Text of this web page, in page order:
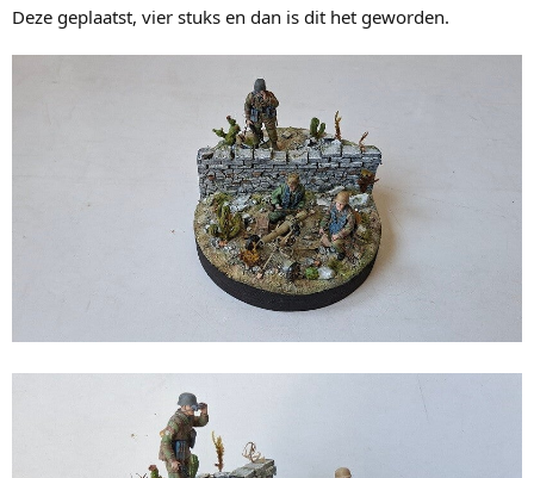
Nu verder met het ondergrondje....
Deze geplaatst, vier stuks en dan is dit het geworden.